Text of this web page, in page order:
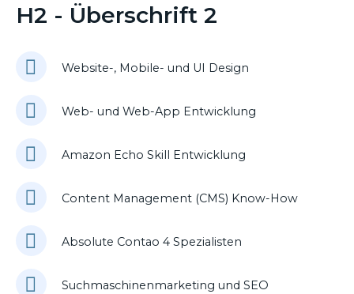
H2 - Überschrift 2
Website-, Mobile- und UI Design
Web- und Web-App Entwicklung
Amazon Echo Skill Entwicklung
Content Management (CMS) Know-How
Absolute Contao 4 Spezialisten
Suchmaschinenmarketing und SEO